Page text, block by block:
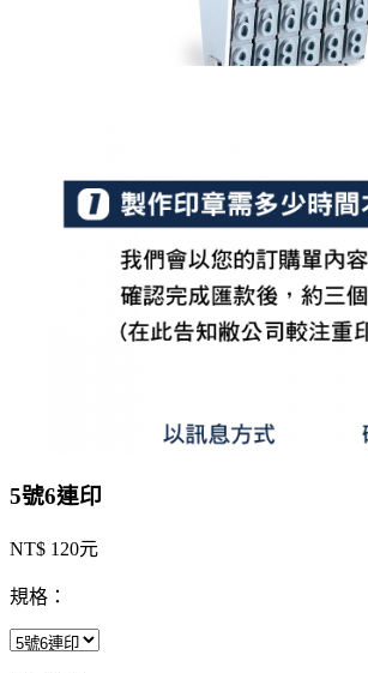
5號6連印
NT$ 120元
規格：